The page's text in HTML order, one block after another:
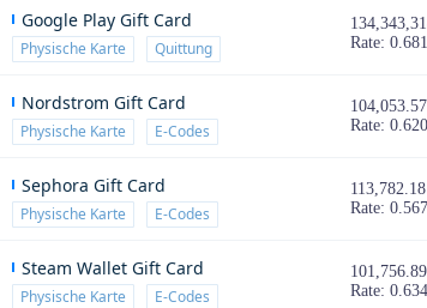
Google Play Gift Card
Physische Karte Quittung
Rate: 0.681
Nordstrom Gift Card
Physische Karte E-Codes
Rate: 0.620
Sephora Gift Card
Physische Karte E-Codes
Rate: 0.567
Steam Wallet Gift Card
Physische Karte E-Codes
Rate: 0.634